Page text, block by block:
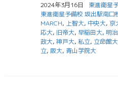
2024年3月16日
東進衛星
東進衛星予備校 坂出駅南口
MARCH, 上智大, 中央大, 京
応大, 旧帝大, 早稲田大, 明
政大,神戸大, 私立, 立命館大
立, 阪大, 青山学院大